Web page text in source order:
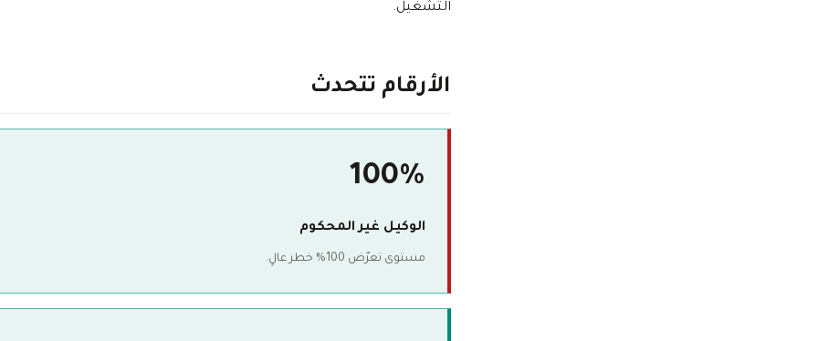
التشغيل.
الأرقام تتحدث
100%
الوكيل غير المحكوم
مستوى تعرّض 100% خطر عالٍ.